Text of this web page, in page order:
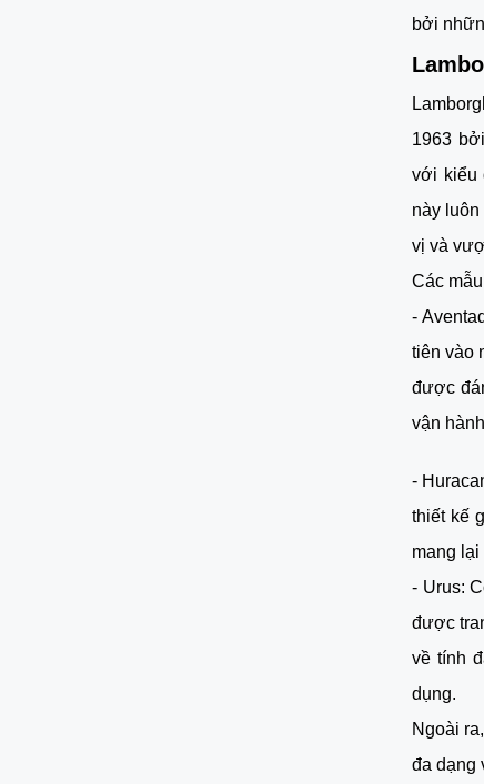
bởi
1963
với kiểu
này
vị và
Các
-
tiên vào
được
vận
-
thiết kế
mang lại
- Urus:
được
về tính
dụng.
Ngoài
đa dạng